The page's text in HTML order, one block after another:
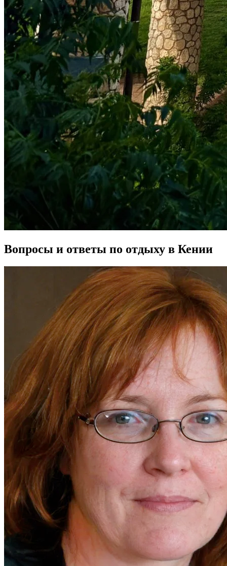
Вопросы и ответы по отдыху в Кении